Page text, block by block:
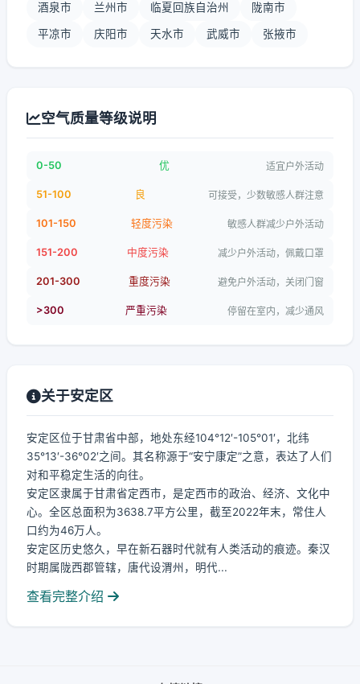
酒泉市 兰州市 临夏回族自治州 陇南市
平凉市 庆阳市 天水市 武威市 张掖市
空气质量等级说明
0-50 优 适宜户外活动
51-100 良 可接受，少数敏感人群注意
101-150 轻度污染 敏感人群减少户外活动
151-200 中度污染 减少户外活动，佩戴口罩
201-300 重度污染 避免户外活动，关闭门窗
>300 严重污染 停留在室内，减少通风
关于安定区
安定区位于甘肃省中部，地处东经104°12′-105°01′，北纬
35°13′-36°02′之间。其名称源于“安宁康定”之意，表达了人们
对和平稳定生活的向往。
安定区隶属于甘肃省定西市，是定西市的政治、经济、文化中
心。全区总面积为3638.7平方公里，截至2022年末，常住人
口约为46万人。
安定区历史悠久，早在新石器时代就有人类活动的痕迹。秦汉
时期属陇西郡管辖，唐代设渭州，明代...
查看完整介绍